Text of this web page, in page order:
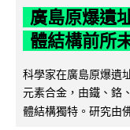
廣島原爆遺
體結構前所
科學家在廣島原爆遺
元素合金，由鐵、鉻
體結構獨特。研究由